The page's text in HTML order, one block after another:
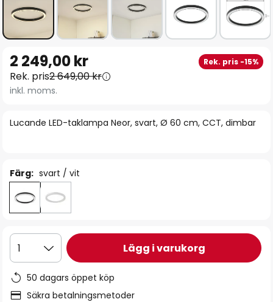
till
början
av
Lucande LED-taklampa Neor, svart, Ø 60 cm, CCT, dimbar
2 249,00 kr Rek. pris -15%
Rek. pris2 649,00 kr
inkl. moms.
Färg: svart / vit
1 Lägg i varukorg
50 dagars öppet köp
Säkra betalningsmetoder